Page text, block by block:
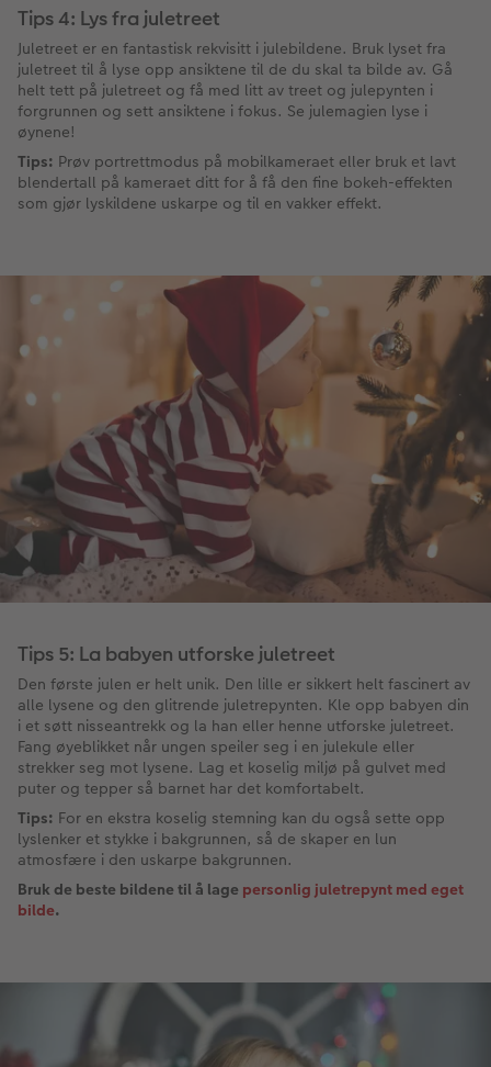
Tips 4: Lys fra juletreet
Juletreet er en fantastisk rekvisitt i julebildene. Bruk lyset fra
juletreet til å lyse opp ansiktene til de du skal ta bilde av. Gå
helt tett på juletreet og få med litt av treet og julepynten i
forgrunnen og sett ansiktene i fokus. Se julemagien lyse i
øynene!
Tips: Prøv portrettmodus på mobilkameraet eller bruk et lavt
blendertall på kameraet ditt for å få den fine bokeh-effekten
som gjør lyskildene uskarpe og til en vakker effekt.
Tips 5: La babyen utforske juletreet
Den første julen er helt unik. Den lille er sikkert helt fascinert av
alle lysene og den glitrende juletrepynten. Kle opp babyen din
i et søtt nisseantrekk og la han eller henne utforske juletreet.
Fang øyeblikket når ungen speiler seg i en julekule eller
strekker seg mot lysene. Lag et koselig miljø på gulvet med
puter og tepper så barnet har det komfortabelt.
Tips: For en ekstra koselig stemning kan du også sette opp
lyslenker et stykke i bakgrunnen, så de skaper en lun
atmosfære i den uskarpe bakgrunnen.
Bruk de beste bildene til å lage personlig juletrepynt med eget
bilde.